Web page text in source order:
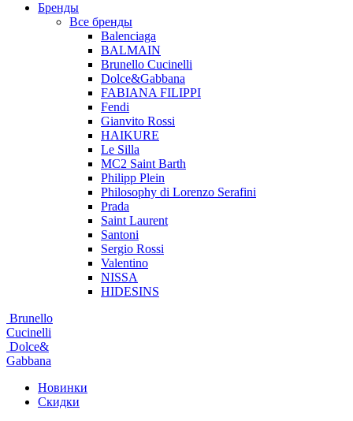
Бренды
Все бренды
Balenciaga
BALMAIN
Brunello Cucinelli
Dolce&Gabbana
FABIANA FILIPPI
Fendi
Gianvito Rossi
HAIKURE
Le Silla
MC2 Saint Barth
Philipp Plein
Philosophy di Lorenzo Serafini
Prada
Saint Laurent
Santoni
Sergio Rossi
Valentino
NISSA
HIDESINS
Brunello
Cucinelli
Dolce&
Gabbana
Новинки
Скидки